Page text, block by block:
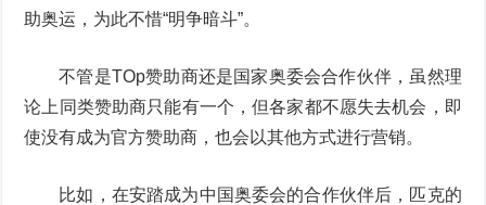
助奥运，为此不惜“明争暗斗”。
不管是TOp赞助商还是国家奥委会合作伙伴，虽然理
论上同类赞助商只能有一个，但各家都不愿失去机会，即
使没有成为官方赞助商，也会以其他方式进行营销。
比如，在安踏成为中国奥委会的合作伙伴后，匹克的